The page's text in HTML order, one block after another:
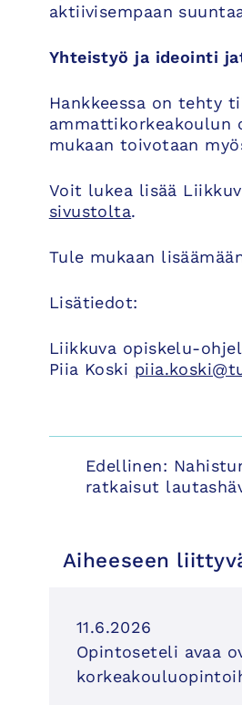
aktiivisempaan
Yhteistyö ja ideointi
Hankkeessa on tehty
ammattikorkeakoulun
mukaan toivotaan
Voit lukea lisää
sivustolta.
Tule mukaan
Lisätiedot:
Liikkuva opiskelu-
Piia Koski
Artikkelien
selaus
Edellinen:
ratkaisut
Aiheeseen
11.6.2026
Opintoseteli avaa